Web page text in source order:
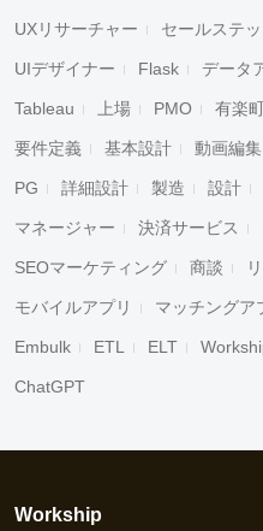
UXリサーチャー セールステッ
UIデザイナー Flask データ
Tableau 上場 PMO 有楽
要件定義 基本設計 動画編集
PG 詳細設計 製造 設計
マネージャー 決済サービス
SEOマーケティング 商談
モバイルアプリ マッチングア
Embulk ETL ELT
ChatGPT
Workship